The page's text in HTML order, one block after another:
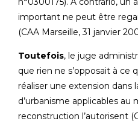
important ne peut être
(CAA Marseille, 31 janvier
Toutefois, le juge
que rien ne s’opposait à ce
réaliser une extension dans
d’urbanisme applicables au
reconstruction l’autorisent